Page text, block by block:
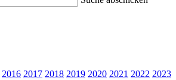
2016 2017 2018 2019 2020 2021 2022 2023